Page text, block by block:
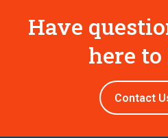
Have
here to
Contact